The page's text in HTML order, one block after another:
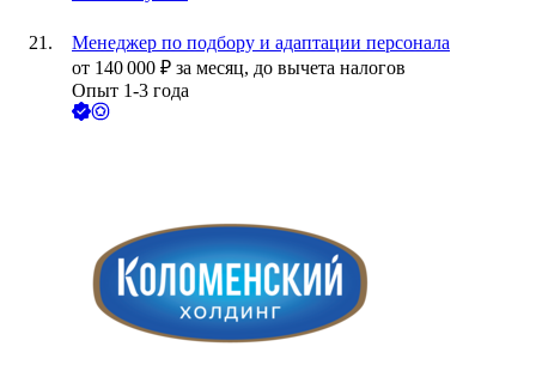
Менеджер по подбору и адаптации персонала
от 140 000 ₽ за месяц, до вычета налогов
Опыт 1-3 года